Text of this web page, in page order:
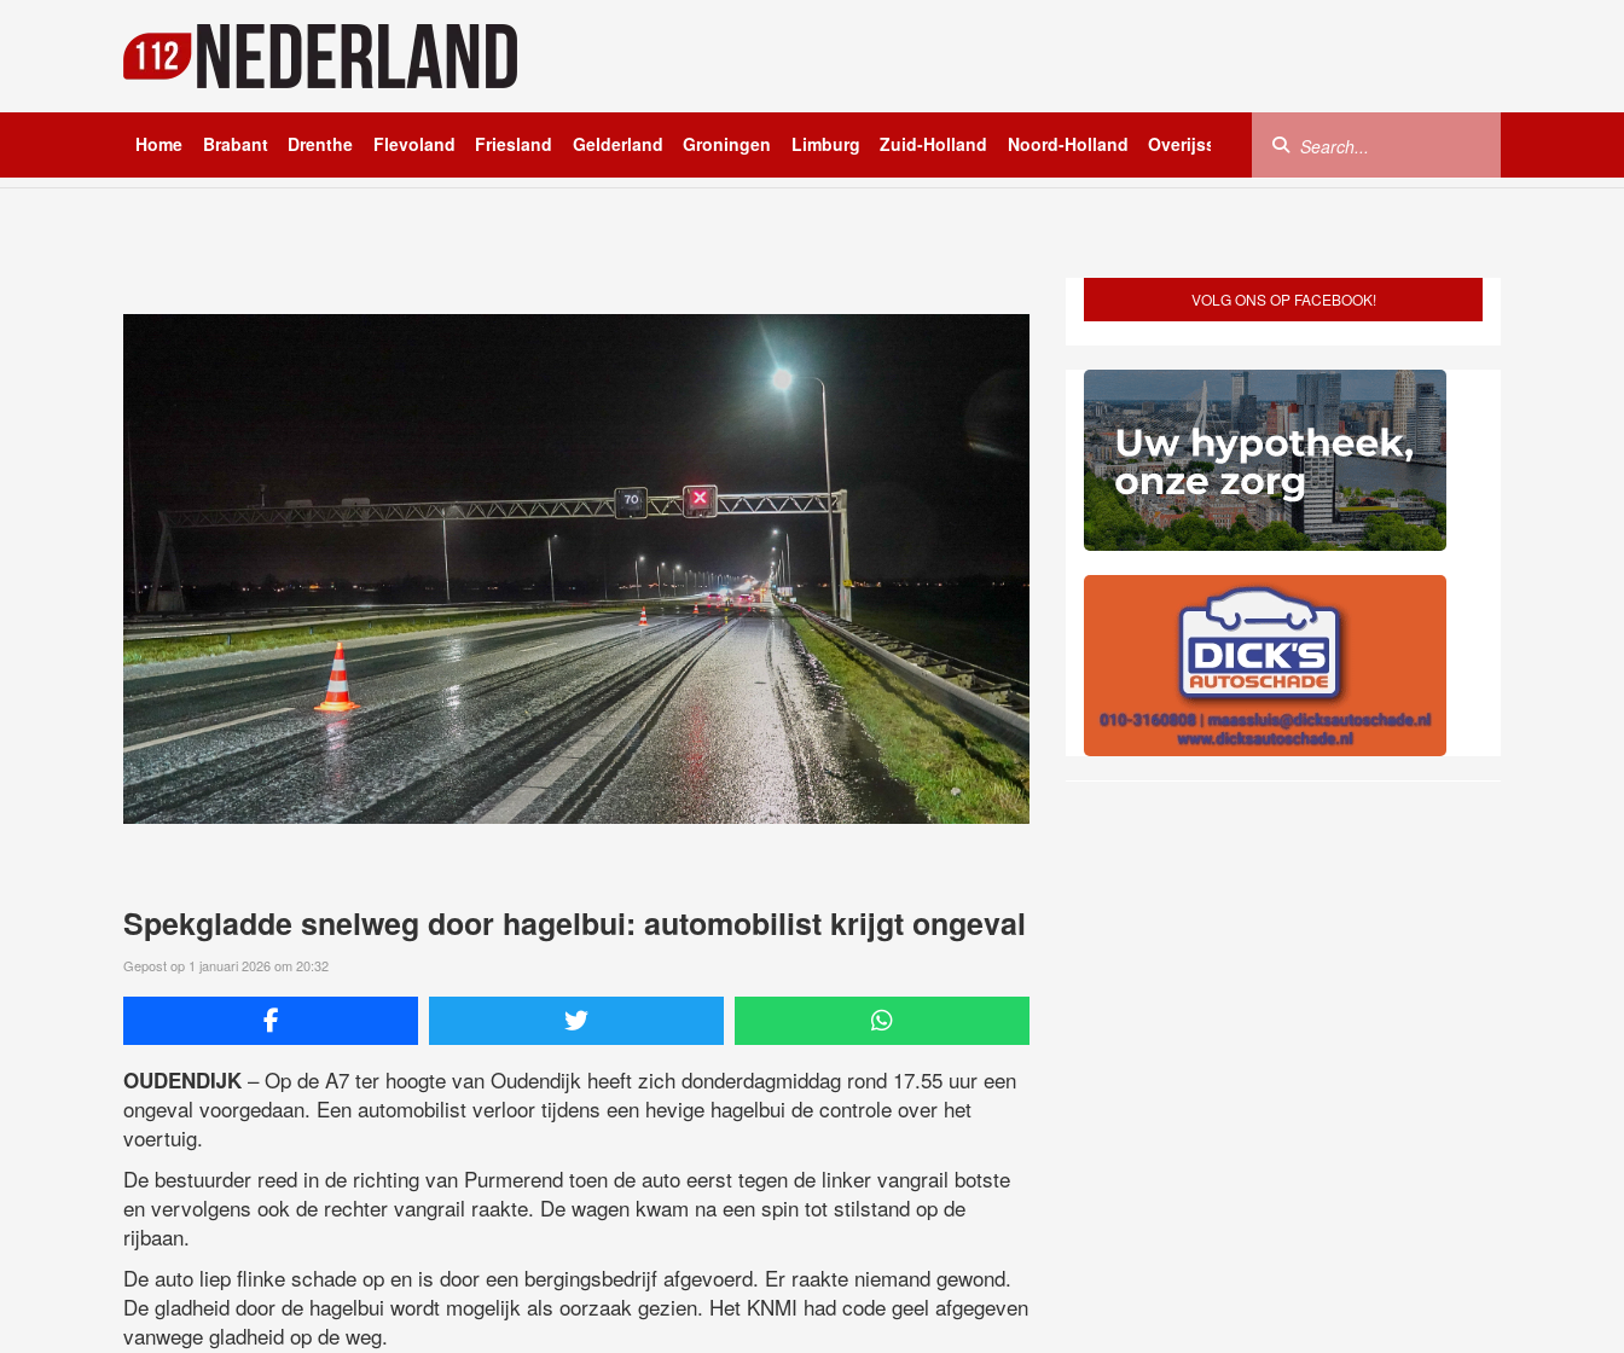
Home Brabant Drenthe Flevoland Friesland Gelderland Groningen Limburg Zuid-Holland Noord-Holland Overijssel Utrecht Zeeland
Spekgladde snelweg door hagelbui: automobilist krijgt ongeval
Gepost op 1 januari 2026 om 20:32
OUDENDIJK – Op de A7 ter hoogte van Oudendijk heeft zich donderdagmiddag rond 17.55 uur een
ongeval voorgedaan. Een automobilist verloor tijdens een hevige hagelbui de controle over het
voertuig.
De bestuurder reed in de richting van Purmerend toen de auto eerst tegen de linker vangrail botste
en vervolgens ook de rechter vangrail raakte. De wagen kwam na een spin tot stilstand op de
rijbaan.
De auto liep flinke schade op en is door een bergingsbedrijf afgevoerd. Er raakte niemand gewond.
De gladheid door de hagelbui wordt mogelijk als oorzaak gezien. Het KNMI had code geel afgegeven
vanwege gladheid op de weg.
VOLG ONS OP FACEBOOK!